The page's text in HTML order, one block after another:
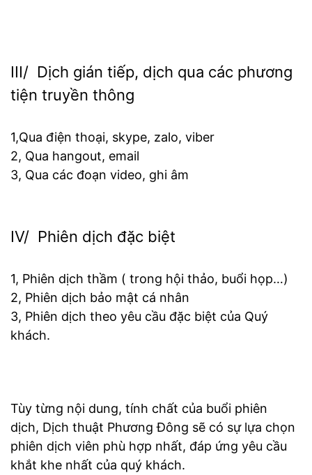
III/ Dịch gián tiếp, dịch qua các phương
tiện truyền thông
1,Qua điện thoại, skype, zalo, viber
2, Qua hangout, email
3, Qua các đoạn video, ghi âm
IV/ Phiên dịch đặc biệt
1, Phiên dịch thầm ( trong hội thảo, buổi họp…)
2, Phiên dịch bảo mật cá nhân
3, Phiên dịch theo yêu cầu đặc biệt của Quý
khách.
Tùy từng nội dung, tính chất của buổi phiên
dịch, Dịch thuật Phương Đông sẽ có sự lựa chọn
phiên dịch viên phù hợp nhất, đáp ứng yêu cầu
khắt khe nhất của quý khách.